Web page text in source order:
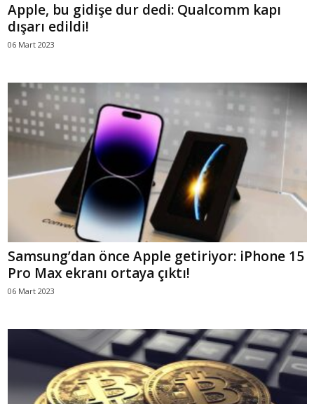
Apple, bu gidişe dur dedi: Qualcomm kapı
dışarı edildi!
06 Mart 2023
Samsung’dan önce Apple getiriyor: iPhone 15
Pro Max ekranı ortaya çıktı!
06 Mart 2023